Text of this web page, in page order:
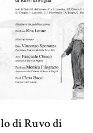
di Ruvo di